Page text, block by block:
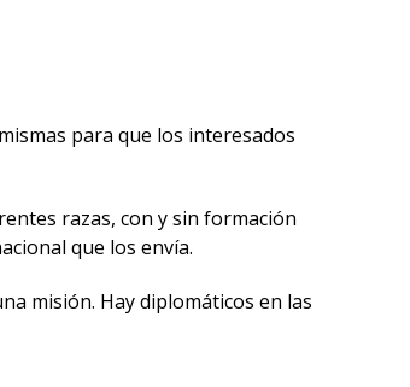
para que los interesados
razas, con y sin formación
que los envía.
misión. Hay diplomáticos en las